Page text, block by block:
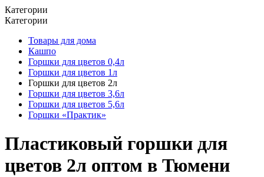
Категории
Категории
Товары для дома
Кашпо
Горшки для цветов 0,4л
Горшки для цветов 1л
Горшки для цветов 2л
Горшки для цветов 3,6л
Горшки для цветов 5,6л
Горшки «Практик»
Пластиковый горшки для
цветов 2л оптом в Тюмени